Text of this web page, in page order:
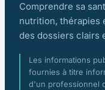
Comprendre sa
nutrition, thérapies
des dossiers clairs
Les informations
fournies à titre
d'un professionnel